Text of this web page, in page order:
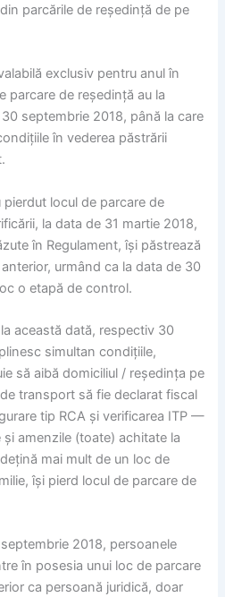
parcările de reședință de pe
exclusiv pentru anul în
parcare de reședință au la
septembrie 2018, până la care
în vederea păstrării
locul de parcare de
la data de 31 martie 2018,
în Regulament, își păstrează
urmând ca la data de 30
o etapă de control.
această dată, respectiv 30
simultan condițiile,
să aibă domiciliul / reședința pe
transport să fie declarat fiscal
tip RCA și verificarea ITP —
amenzile (toate) achitate la
mai mult de un loc de
își pierd locul de parcare de
2018, persoanele
în posesia unui loc de parcare
ca persoană juridică, doar